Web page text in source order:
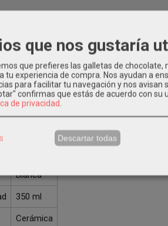
del
personalizada.
de alta calidad personalizable
técnica:
Blanca
350 ml
Cerámica
que nos gustaría
que prefieres las galletas de
tu experiencia de compra. Nos ayudan a
para facilitar tu navegación y nos avisan
confirmas que estás de acuerdo con su
de privacidad
Descartar todas